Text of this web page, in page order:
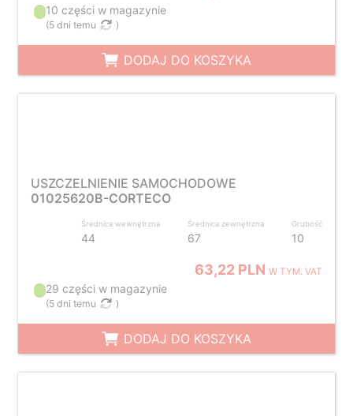
10 części w magazynie
(5 dni temu )
DODAJ DO KOSZYKA
USZCZELNIENIE SAMOCHODOWE
01025620B-CORTECO
Średnica wewnętrzna
44
Średnica zewnętrzna
67
Grubość
10
63,22 PLNW TYM. VAT
29 części w magazynie
(5 dni temu )
DODAJ DO KOSZYKA